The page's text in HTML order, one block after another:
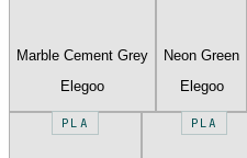
Marble Cement Grey
Elegoo
Neon Green
Elegoo
PLA PLA